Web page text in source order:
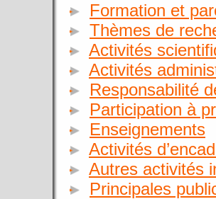
Formation et
Thèmes de
Activités
Activités
Responsabilité
Participation à
Enseignements
Activités
Autres activités
Principales